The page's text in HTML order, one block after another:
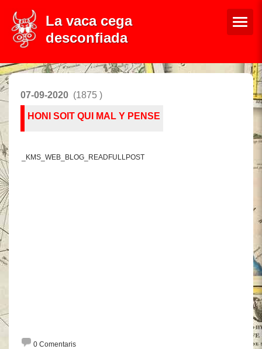
La vaca cega
desconfiada
07-09-2020 (1875 )
HONI SOIT QUI MAL Y PENSE
_KMS_WEB_BLOG_READFULLPOST
0 Comentaris